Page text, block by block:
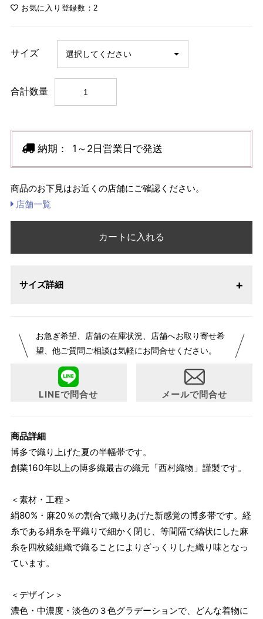
お気に入り登録数：2
サイズ
合計数量
納期： 1～2日営業日で発送
商品のお下見はお近くの店舗にご確認ください。
店舗一覧
カートに入れる
サイズ詳細
お急ぎ希望、店舗の在庫状況、店舗へお取り寄せ希
望、他ご質問ご相談は気軽にお問合せください。
LINEで問合せ メールで問合せ
商品詳細
博多で織り上げた夏の半幅帯です。
創業160年以上の博多織最古の織元「西村織物」謹製です。
＜素材・工程＞
絹80%・麻20％の割合で織りあげた新感覚の博多帯です。経
糸である絹糸を平織りで細かく閉じ、等間隔で縞状にした麻
糸を四枚綾組織で織ることによりざっくりした織り味となっ
ています。
＜デザイン＞
濃色・中濃度・淡色の３色グラデーションで、どんな着物に